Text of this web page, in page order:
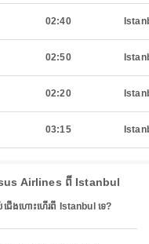
02:40
02:50
02:20
03:15
Airlines ពី Istanbul
ជើងហោះហើរពី Istanbul ទេ?